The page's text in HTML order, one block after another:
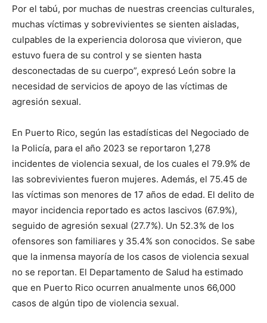
Por el tabú, por muchas de nuestras creencias culturales,
muchas víctimas y sobrevivientes se sienten aisladas,
culpables de la experiencia dolorosa que vivieron, que
estuvo fuera de su control y se sienten hasta
desconectadas de su cuerpo”, expresó León sobre la
necesidad de servicios de apoyo de las víctimas de
agresión sexual.
En Puerto Rico, según las estadísticas del Negociado de
la Policía, para el año 2023 se reportaron 1,278
incidentes de violencia sexual, de los cuales el 79.9% de
las sobrevivientes fueron mujeres. Además, el 75.45 de
las víctimas son menores de 17 años de edad. El delito de
mayor incidencia reportado es actos lascivos (67.9%),
seguido de agresión sexual (27.7%). Un 52.3% de los
ofensores son familiares y 35.4% son conocidos. Se sabe
que la inmensa mayoría de los casos de violencia sexual
no se reportan. El Departamento de Salud ha estimado
que en Puerto Rico ocurren anualmente unos 66,000
casos de algún tipo de violencia sexual.